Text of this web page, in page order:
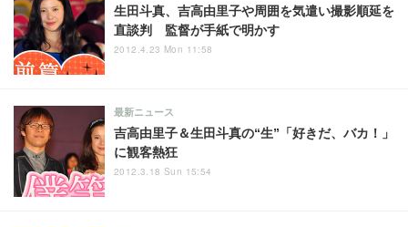
生田斗真、吉高由里子や周囲を気遣い撮影順延を
直談判 監督が手紙で明かす
2012.4.23 Mon 11:58
吉高由里子＆生田斗真の“生”「好きだ、バカ！」
に観客熱狂
最新ニュース
2012.3.18 Sun 15:54